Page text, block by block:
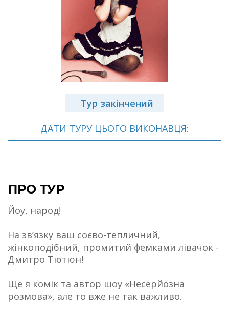
Тур закінчений
ДАТИ ТУРУ ЦЬОГО ВИКОНАВЦЯ:
ПРО ТУР
Йоу, народ!
На звʼязку ваш соєво-тепличний,
жінкоподібний, промитий фемками лівачок -
Дмитро Тютюн!
Ще я комік та автор шоу «Несерйозна
розмова», але то вже не так важливо.